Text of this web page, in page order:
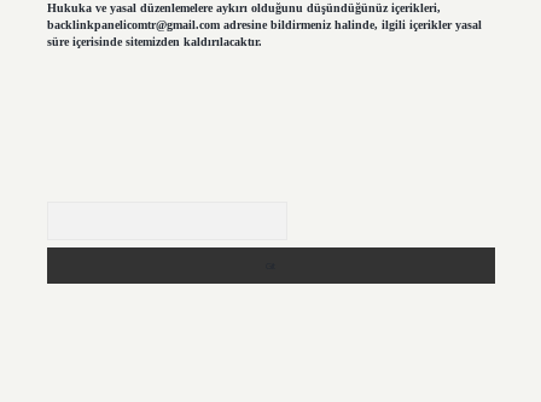
Hukuka ve yasal düzenlemelere aykırı olduğunu düşündüğünüz içerikleri,
backlinkpanelicomtr@gmail.comadresine bildirmeniz halinde, ilgili içerikler yasal
süre içerisinde sitemizden kaldırılacaktır.